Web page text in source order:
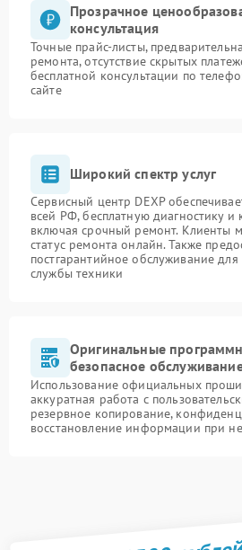
Прозрачное
консультация
Точные прайс-листы,
ремонта, отсутствие скрытых
бесплатной консультации по
сайте
Широкий спектр услуг
Сервисный центр DEXP
всей РФ, бесплатную диагностику и
включая срочный ремонт. Клиенты
статус ремонта онлайн. Также
постгарантийное обслуживание
службы техники
Оригинальные
безопасное
Использование официальных
аккуратная работа с
резервное копирование,
восстановление информации при